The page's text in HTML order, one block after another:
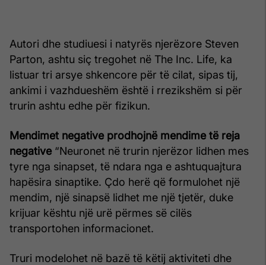
Autori dhe studiuesi i natyrës njerëzore Steven
Parton, ashtu siç tregohet në The Inc. Life, ka
listuar tri arsye shkencore për të cilat, sipas tij,
ankimi i vazhdueshëm është i rrezikshëm si për
trurin ashtu edhe për fizikun.
Mendimet negative prodhojnë mendime të reja
negative “Neuronet në trurin njerëzor lidhen mes
tyre nga sinapset, të ndara nga e ashtuquajtura
hapësira sinaptike. Çdo herë që formulohet një
mendim, një sinapsë lidhet me një tjetër, duke
krijuar kështu një urë përmes së cilës
transportohen informacionet.
Truri modelohet në bazë të këtij aktiviteti dhe